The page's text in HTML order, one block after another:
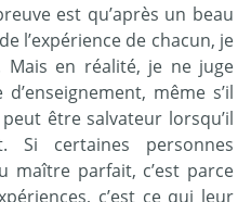
est qu’après un beau
l’expérience de chacun, je
Mais en réalité, je ne juge
même s’il
être salvateur lorsqu’il
Si certaines personnes
maître parfait, c’est parce
c’est ce qui leur